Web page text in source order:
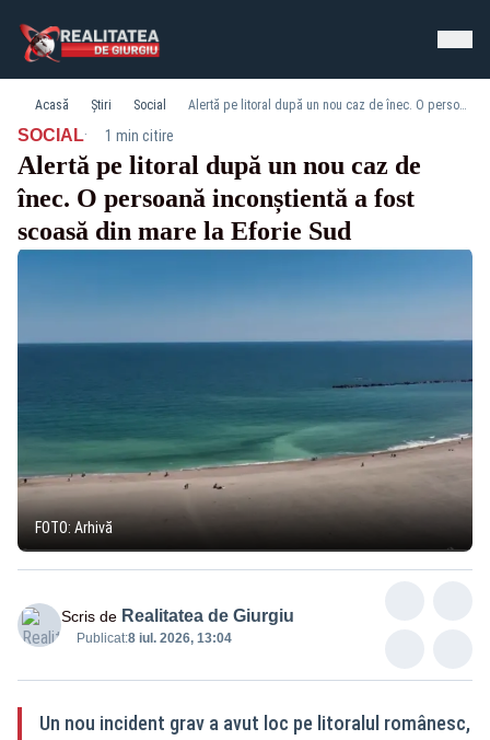
Acasă Știri Social Alertă pe litoral după un nou caz de înec. O persoană inconștientă a fost scoasă din mare la Eforie Sud
SOCIAL· 1 min citire
Alertă pe litoral după un nou caz de
înec. O persoană inconștientă a fost
scoasă din mare la Eforie Sud
FOTO: Arhivă
Scris de Realitatea de Giurgiu
Publicat:8 iul. 2026, 13:04
Un nou incident grav a avut loc pe litoralul românesc,